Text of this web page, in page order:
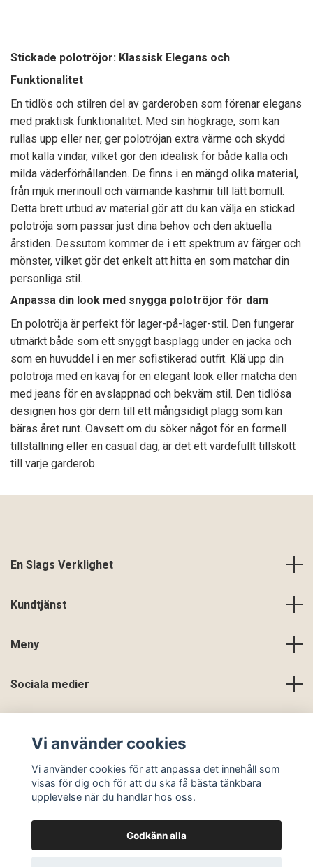
Stickade polotröjor: Klassisk Elegans och
Funktionalitet
En tidlös och stilren del av garderoben som förenar elegans
med praktisk funktionalitet. Med sin högkrage, som kan
rullas upp eller ner, ger polotröjan extra värme och skydd
mot kalla vindar, vilket gör den idealisk för både kalla och
milda väderförhållanden. De finns i en mängd olika material,
från mjuk merinoull och värmande kashmir till lätt bomull.
Detta brett utbud av material gör att du kan välja en stickad
polotröja som passar just dina behov och den aktuella
årstiden. Dessutom kommer de i ett spektrum av färger och
mönster, vilket gör det enkelt att hitta en som matchar din
personliga stil.
Anpassa din look med snygga polotröjor för dam
En polotröja är perfekt för lager-på-lager-stil. Den fungerar
utmärkt både som ett snyggt basplagg under en jacka och
som en huvuddel i en mer sofistikerad outfit. Klä upp din
polotröja med en kavaj för en elegant look eller matcha den
med jeans för en avslappnad och bekväm stil. Den tidlösa
designen hos gör dem till ett mångsidigt plagg som kan
bäras året runt. Oavsett om du söker något för en formell
tillställning eller en casual dag, är det ett värdefullt tillskott
till varje garderob.
En Slags Verklighet
Kundtjänst
Meny
Sociala medier
Vi använder cookies
Vi använder cookies för att anpassa det innehåll som
visas för dig och för att du ska få bästa tänkbara
upplevelse när du handlar hos oss.
Godkänn alla